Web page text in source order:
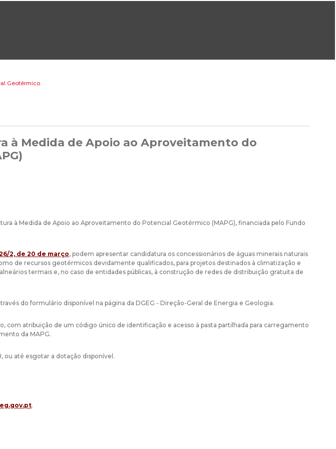
Geotérmico
à Medida de Apoio ao Aproveitamento do
à Medida de Apoio ao Aproveitamento do Potencial Geotérmico (MAPG), financiada pelo Fundo
2, de 20 de março, podem apresentar candidatura os concessionários de águas minerais naturais
de recursos geotérmicos devidamente qualificados, para projetos destinados à climatização e
termais e, no caso de entidades públicas, à construção de redes de distribuição gratuita de
do formulário disponível na página da DGEG - Direção-Geral de Energia e Geologia.
com atribuição de um código único de identificação e acesso à pasta partilhada para carregamento
da MAPG.
ou até esgotar a dotação disponível.
.